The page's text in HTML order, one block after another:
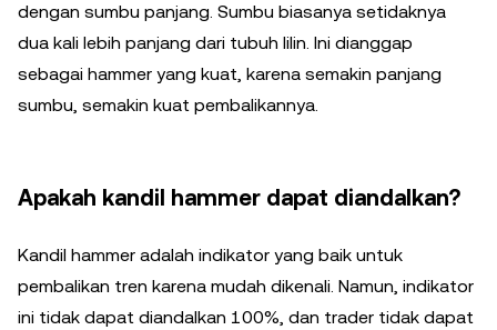
dengan sumbu panjang. Sumbu biasanya setidaknya
dua kali lebih panjang dari tubuh lilin. Ini dianggap
sebagai hammer yang kuat, karena semakin panjang
sumbu, semakin kuat pembalikannya.
Apakah kandil hammer dapat diandalkan?
Kandil hammer adalah indikator yang baik untuk
pembalikan tren karena mudah dikenali. Namun, indikator
ini tidak dapat diandalkan 100%, dan trader tidak dapat